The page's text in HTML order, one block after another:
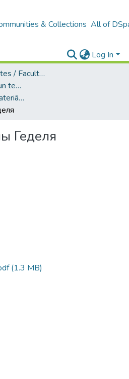
& Collections All of
Log In
B4 – LU fakultātes / Faculties of the UL
A -- Eksakto zinātņu un tehnoloģiju fakultāte / Faculty of Science and Technology
Mācību-metodiskie materiāli (EZTF) / Teaching Stuff
Геделя
(1.3 MB)